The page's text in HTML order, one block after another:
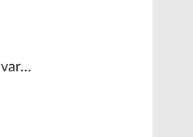
var…